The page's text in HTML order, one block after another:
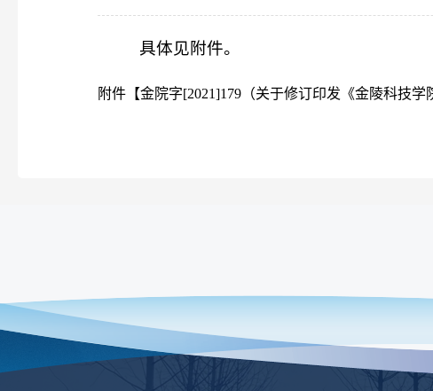
具体见附件。
附件【金院字[2021]179（关于修订印发《金陵科技